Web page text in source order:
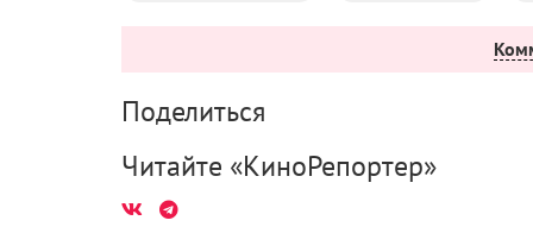
Поделиться
Читайте «КиноРепортер»